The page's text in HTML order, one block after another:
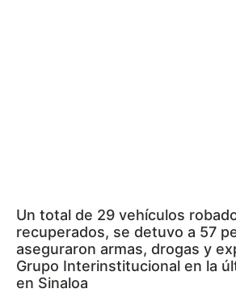
Un total de 29 vehículos
recuperados, se detuvo a 57
aseguraron armas, drogas y
Grupo Interinstitucional en la
en Sinaloa